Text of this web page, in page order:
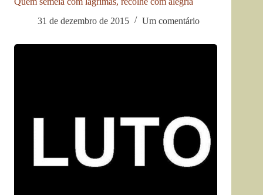
31 de dezembro de 2015
Um comentário